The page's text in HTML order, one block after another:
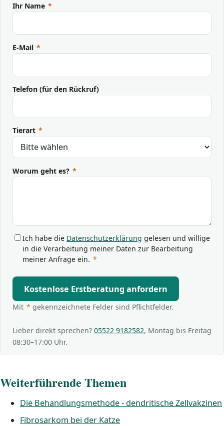
Ihr Name *
E-Mail *
Telefon (für den Rückruf)
Tierart *
Worum geht es? *
Ich habe die Datenschutzerklärung gelesen und willige
in die Verarbeitung meiner Daten zur Bearbeitung
meiner Anfrage ein. *
Kostenlose Erstberatung anfordern
Mit * gekennzeichnete Felder sind Pflichtfelder.
Lieber direkt sprechen? 05522 9182582, Montag bis Freitag
08:30–17:00 Uhr.
Weiterführende Themen
Die Behandlungsmethode - dendritische Zellvakzinen
Fibrosarkom bei der Katze